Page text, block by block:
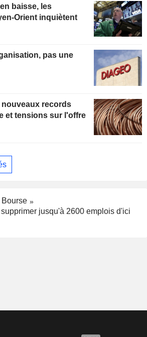
baisse, les
Orient inquiètent
records
et tensions sur l'offre
jusqu'à 2600 emplois d'ici